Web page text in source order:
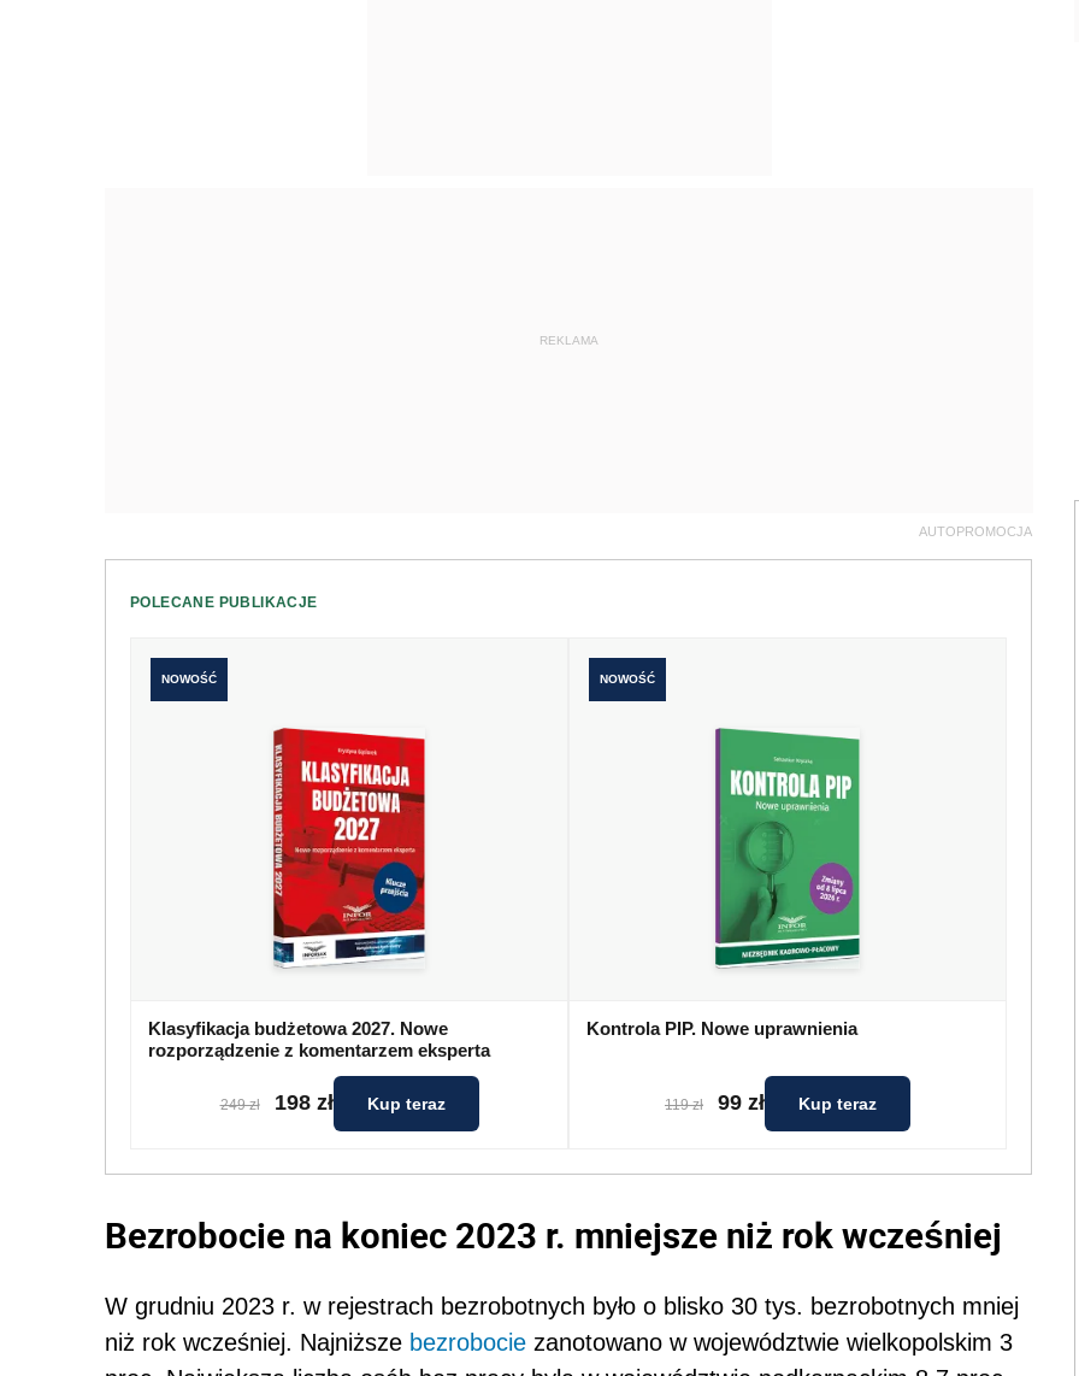
REKLAMA
AUTOPROMOCJA
POLECANE PUBLIKACJE
NOWOŚĆ
Klasyfikacja budżetowa 2027. Nowe
rozporządzenie z komentarzem eksperta
249 zł 198 zł Kup teraz
NOWOŚĆ
Kontrola PIP. Nowe uprawnienia
119 zł 99 zł Kup teraz
Bezrobocie na koniec 2023 r. mniejsze niż rok wcześniej
W grudniu 2023 r. w rejestrach bezrobotnych było o blisko 30 tys. bezrobotnych mniej
niż rok wcześniej. Najniższe bezrobocie zanotowano w województwie wielkopolskim 3